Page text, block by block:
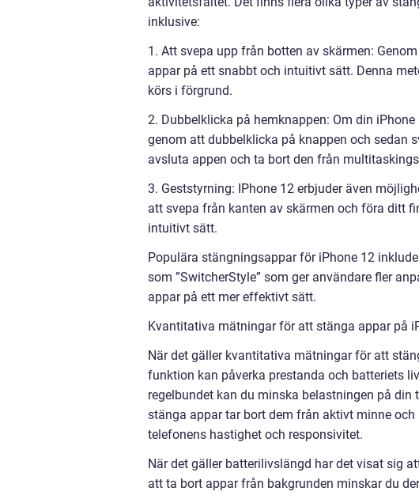
inklusive:
1. Att svepa upp från botten av skärmen:
appar på ett snabbt och intuitivt sätt. Denna
körs i förgrund.
2. Dubbelklicka på hemknappen: Om din
genom att dubbelklicka på knappen och sedan
avsluta appen och ta bort den från
3. Geststyrning: IPhone 12 erbjuder även
att svepa från kanten av skärmen och föra ditt
intuitivt sätt.
Populära stängningsappar för iPhone 12
som ”SwitcherStyle” som ger användare fler
appar på ett mer effektivt sätt.
Kvantitativa mätningar för att stänga appar på
När det gäller kvantitativa mätningar för att
funktion kan påverka prestanda och batteriets
regelbundet kan du minska belastningen på
stänga appar tar bort dem från aktivt minne
telefonens hastighet och responsivitet.
När det gäller batterilivslängd har det visat sig
att ta bort appar från bakgrunden minskar du